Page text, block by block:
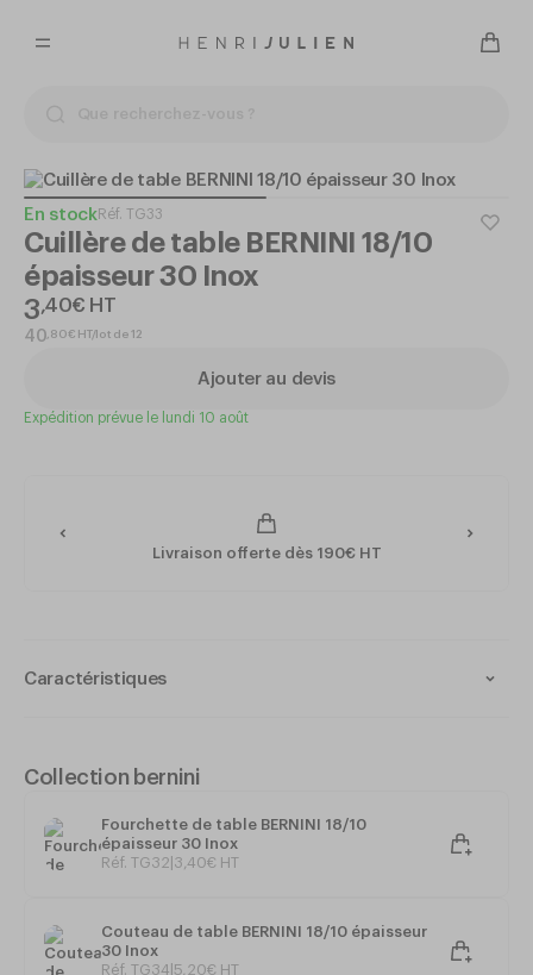
En stockRéf. TG33
Cuillère de table BERNINI 18/10
épaisseur 30 Inox
3,40€ HT
40 80€ HT/lot de 12
Ajouter au devis
Expédition prévue le lundi 10 août
Livraison offerte dès 190€ HT
Caractéristiques
Épaisseur : 30
Collection bernini
Fourchette de table BERNINI 18/10
épaisseur 30 Inox
Réf. TG32 3 40€ HT
Couteau de table BERNINI 18/10 épaisseur
30 Inox
Réf. TG34 5 20€ HT